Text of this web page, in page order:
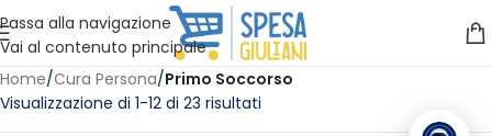
Passa alla navigazione
Vai al contenuto principale
Vuoi assistenza?Clicca qui e ti richiamiamo noi
Home/Cura Persona/Primo Soccorso
Visualizzazione di 1-12 di 23 risultati